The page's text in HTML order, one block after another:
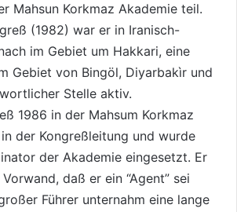
Mahsun Korkmaz Akademie teil.
(1982) war er in Iranisch-
im Gebiet um Hakkari, eine
Gebiet von Bingöl, Diyarbakìr und
Stelle aktiv.
1986 in der Mahsum Korkmaz
der Kongreßleitung und wurde
der Akademie eingesetzt. Er
daß er ein “Agent” sei
Führer unternahm eine lange